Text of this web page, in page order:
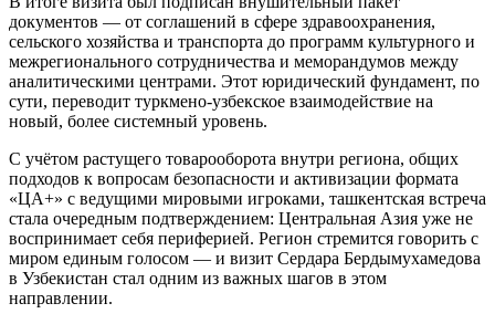
документов — от соглашений в сфере здравоохранения,
сельского хозяйства и транспорта до программ культурного и
межрегионального сотрудничества и меморандумов между
аналитическими центрами. Этот юридический фундамент, по
сути, переводит туркмено-узбекское взаимодействие на
новый, более системный уровень.
С учётом растущего товарооборота внутри региона, общих
подходов к вопросам безопасности и активизации формата
«ЦА+» с ведущими мировыми игроками, ташкентская встреча
стала очередным подтверждением: Центральная Азия уже не
воспринимает себя периферией. Регион стремится говорить с
миром единым голосом — и визит Сердара Бердымухамедова
в Узбекистан стал одним из важных шагов в этом
направлении.